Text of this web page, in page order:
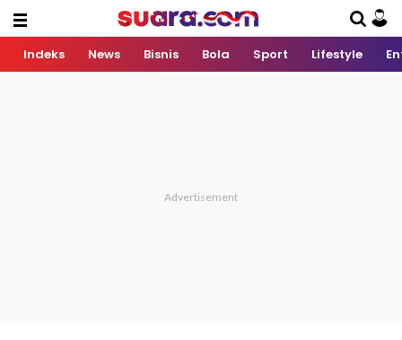
Indeks News Bisnis Bola Sport Lifestyle